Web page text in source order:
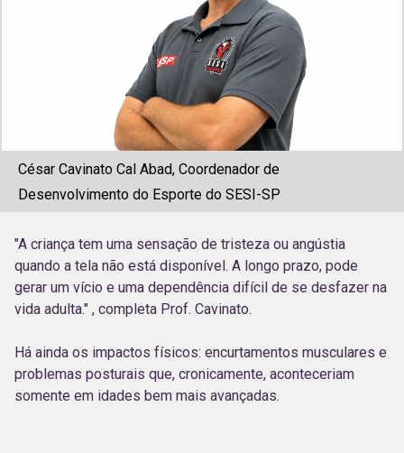
César Cavinato Cal Abad, Coordenador de
Desenvolvimento do Esporte do SESI-SP
"A criança tem uma sensação de tristeza ou angústia
quando a tela não está disponível. A longo prazo, pode
gerar um vício e uma dependência difícil de se desfazer na
vida adulta." , completa Prof. Cavinato.
Há ainda os impactos físicos: encurtamentos musculares e
problemas posturais que, cronicamente, aconteceriam
somente em idades bem mais avançadas.